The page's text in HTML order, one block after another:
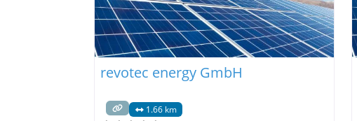
revotec energy GmbH
1.66 km